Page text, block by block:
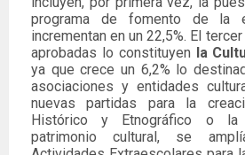
programa de fomento de la
incrementan en un 22,5%. El
aprobadas lo constituyen la
ya que crece un 6,2% lo
asociaciones y entidades
nuevas partidas para la
Histórico y Etnográfico o la
patrimonio cultural, se